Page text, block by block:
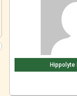
Hippolyte